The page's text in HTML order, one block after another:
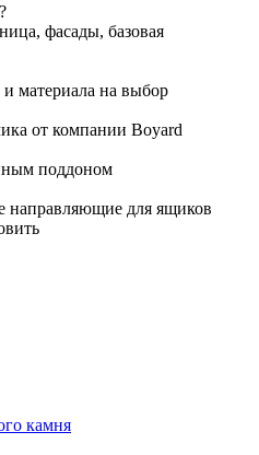
фасады, базовая
материала на выбор
от компании Boyard
поддоном
для ящиков
камня